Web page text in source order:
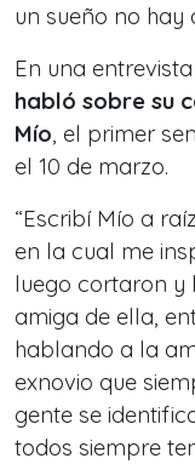
un sueño no hay
En una
habló sobre su
Mío , el primer
el 10 de marzo.
“Escribí Mío a
en la cual me
luego cortaron y
amiga de ella,
hablando a la
exnovio que
gente se
todos siempre